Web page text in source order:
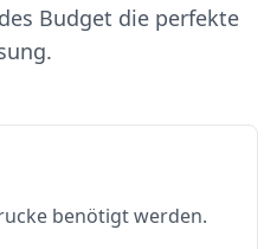
Budget die perfekte
benötigt werden.